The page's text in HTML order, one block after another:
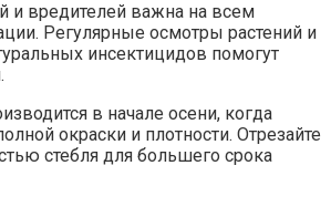
и вредителей важна на всем
Регулярные осмотры растений и
инсектицидов помогут
в начале осени, когда
окраски и плотности. Отрезайте
стебля для большего срока